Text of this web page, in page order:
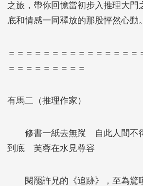
之旅，帶你回憶當初步入推理大門
底和情感一同釋放的那股怦然心動。
＝＝＝＝＝＝＝＝＝＝＝＝＝＝＝
＝＝＝＝＝＝＝＝＝
有馬二（推理作家）
修書一紙去無蹤 自此人間不
到底 芙蓉在水見尊容
閱罷許兄的《追跡》，至為驚